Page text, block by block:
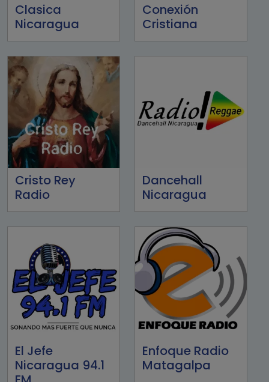
Clasica
Nicaragua
Conexión
Cristiana
Cristo Rey
Radio
Dancehall
Nicaragua
El Jefe
Nicaragua 94.1
Enfoque Radio
Matagalpa